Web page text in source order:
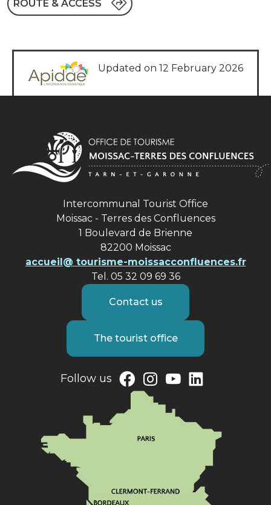
ROUTE & ACCESS
Updated on 12 February 2026
Intercommunal Tourist Office
Moissac - Terres des Confluences
1 Boulevard de Brienne
82200 Moissac
accueil@ tourisme-moissacconfluences.fr
Tel. 05 32 09 69 36
Contact us
The tourist office
Follow us